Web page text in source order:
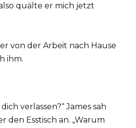
quälte er mich jetzt
von der Arbeit nach Hause
ihm.
verlassen?“ James sah
den Esstisch an. „Warum